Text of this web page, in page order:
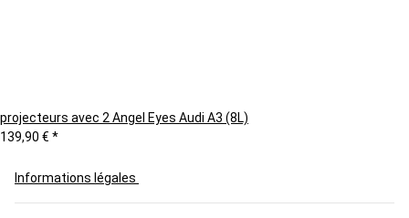
projecteurs avec 2 Angel Eyes Audi A3 (8L)
139,90 € *
Informations légales